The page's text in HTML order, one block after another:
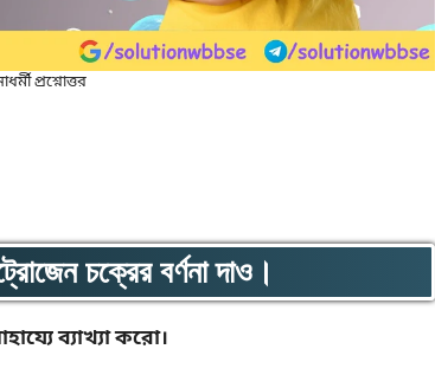
প্রশ্নোত্তর
চক্রের বর্ণনা দাও।
ব্যাখ্যা করো।